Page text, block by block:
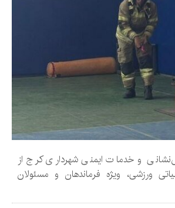
و خدمات ایمنی شهرداری کرج از
ورزشی، ویژه فرماندهان و مسئولان